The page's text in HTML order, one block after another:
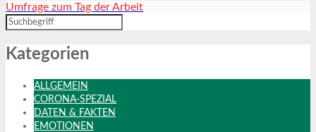
Umfrage zum Tag der Arbeit
Kategorien
ALLGEMEIN
CORONA-SPEZIAL
DATEN & FAKTEN
EMOTIONEN